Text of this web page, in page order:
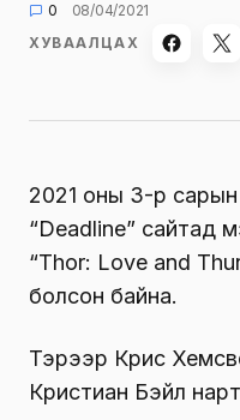
0
08/04/2021
ХУВААЛЦАХ
2021 оны 3-р
“Deadline” сайтад
“Thor: Love and
болсон байна.
Тэрээр Крис
Кристиан Бэйл